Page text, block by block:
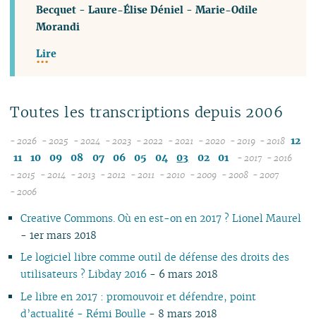
Becquet -Laure-Élise Déniel -Marie-Odile
Morandi
Lire
Toutes les transcriptions depuis 2006
- 2026
08
04
03
02
01
- 2025
12
08
07
06
05
03
- 2024
12
08
06
05
03
02
- 2023
12
08
06
05
03
02
- 2022
12
08
06
05
03
02
- 2021
12
08
06
05
03
02
- 2020
08
06
03
- 2019
08
06
- 2018 12
11
10 09 08 07 06 05 04 03 02 01 - 2017
09
07
- 2016
09
- 2015
10
09
08
07
05
04
- 2014
10
09
08
07
04
03
- 2013
09
04
02
- 2012
09
07
06
03
01
- 2011
10
08
07
05
04
- 2010
10
08
07
05
04
- 2009 - 2008
10
01
- 2007
- 2006
Creative Commons. Où en est-on en 2017 ? Lionel Maurel
- 1er mars 2018
Le logiciel libre comme outil de défense des droits des
utilisateurs ? Libday 2016- 6 mars 2018
Le libre en 2017 : promouvoir et défendre, point
d’actualité - Rémi Boulle - 8 mars 2018